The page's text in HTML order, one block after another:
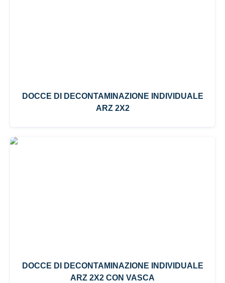
DOCCE DI DECONTAMINAZIONE INDIVIDUALE
ARZ 2X2
DOCCE DI DECONTAMINAZIONE INDIVIDUALE
ARZ 2X2 CON VASCA